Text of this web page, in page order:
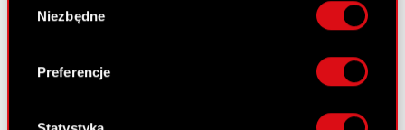
lokalizacji geograficznej z dokładnością nawet
Identyfikować Twoje urządzenie, aktywnie
analizując charakteryzującego je zbiory
palca)
zgody
Niezbędne
Preferencje
30 kwietnia 2012